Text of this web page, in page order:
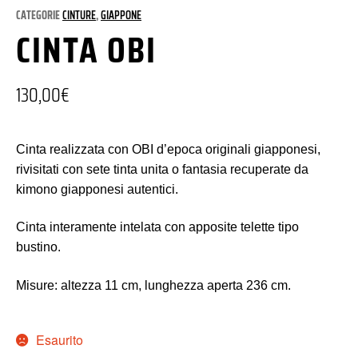
CATEGORIECINTURE,GIAPPONE
CINTA OBI
130,00€
Cinta realizzata con OBI d’epoca originali giapponesi,
rivisitati con sete tinta unita o fantasia recuperate da
kimono giapponesi autentici.
Cinta interamente intelata con apposite telette tipo
bustino.
Misure: altezza 11 cm, lunghezza aperta 236 cm.
Esaurito